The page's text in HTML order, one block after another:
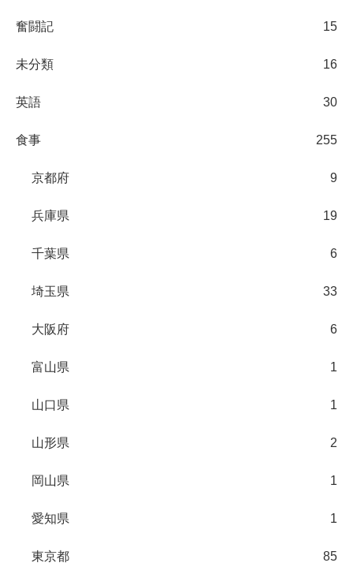
奮闘記 15
未分類 16
英語 30
食事 255
京都府 9
兵庫県 19
千葉県 6
埼玉県 33
大阪府 6
富山県 1
山口県 1
山形県 2
岡山県 1
愛知県 1
東京都 85